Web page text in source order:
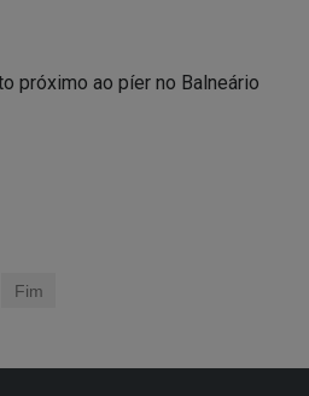
próximo ao píer no Balneário
Fim